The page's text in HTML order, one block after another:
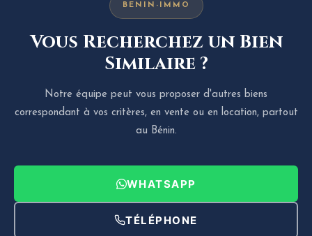
BENIN-IMMO
Vous Recherchez un Bien
Similaire ?
Notre équipe peut vous proposer d'autres biens
correspondant à vos critères, en vente ou en location, partout
au Bénin.
WHATSAPP
TÉLÉPHONE